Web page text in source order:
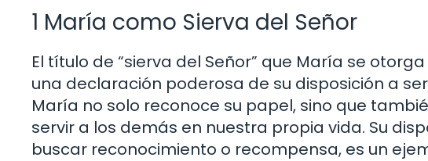
1 María como Sierva del Señor
El título de “sierva del Señor” que María se
una declaración poderosa de su disposición a
María no solo reconoce su papel, sino que
servir a los demás en nuestra propia vida. Su
buscar reconocimiento o recompensa, es un